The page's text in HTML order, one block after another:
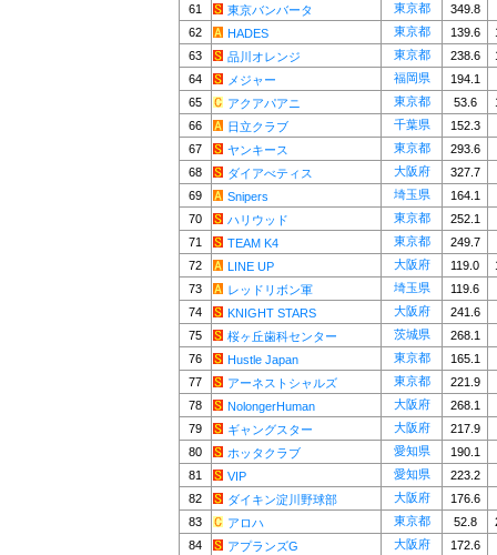
61
東京バンバータ 東京都
349.8
62
HADES 東京都 139.6
63
品川オレンジ 東京都 238.6
64
メジャー 福岡県
194.1
65
アクアパアニ 東京都 53.6
66
日立クラブ 千葉県
152.3
67
ヤンキース 東京都
293.6
68
ダイアべティス 大阪府
327.7
69
Snipers 埼玉県
164.1
70
ハリウッド 東京都
252.1
71
TEAM K4 東京都
249.7
72
LINE UP 大阪府 119.0
73
レッドリボン軍 埼玉県
119.6
74
KNIGHT STARS 大阪府
241.6
75
桜ヶ丘歯科センター 茨城県
268.1
76
Hustle Japan 東京都
165.1
77
アーネストシャルズ 東京都
221.9
78
NolongerHuman 大阪府
268.1
79
ギャングスター 大阪府
217.9
80
ホッタクラブ 愛知県
190.1
81
VIP 愛知県
223.2
82
ダイキン淀川野球部 大阪府
176.6
83
アロハ 東京都 52.8
84
アプランズG 大阪府
172.6